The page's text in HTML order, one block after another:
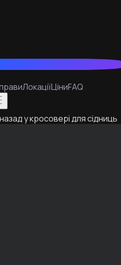
ЛокаціїЦіниFAQ
у кросовері для сідниць